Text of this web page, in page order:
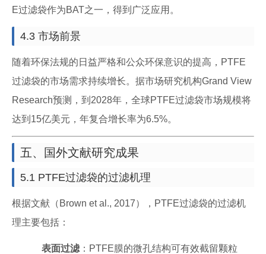
E过滤袋作为BAT之一，得到广泛应用。
4.3 市场前景
随着环保法规的日益严格和公众环保意识的提高，PTFE
过滤袋的市场需求持续增长。据市场研究机构Grand View
Research预测，到2028年，全球PTFE过滤袋市场规模将
达到15亿美元，年复合增长率为6.5%。
五、国外文献研究成果
5.1 PTFE过滤袋的过滤机理
根据文献（Brown et al., 2017），PTFE过滤袋的过滤机
理主要包括：
表面过滤 ：PTFE膜的微孔结构可有效截留颗粒